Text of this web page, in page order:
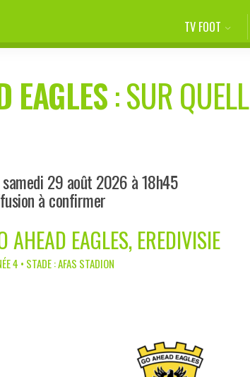
TV FOOT
EAGLES: SUR
29 août 2026 à 18h45
à confirmer
EAGLES, EREDIVISIE
4 • STADE : AFAS STADION